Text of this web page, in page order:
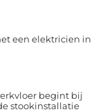
een elektricien in
begint bij
stookinstallatie